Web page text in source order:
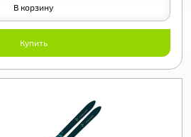
Купить
В корзину